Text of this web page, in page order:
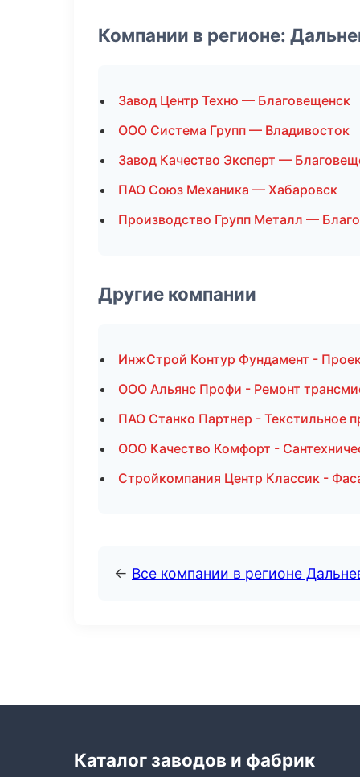
Компании в регионе:
Завод Центр Техно — Благовещенск
ООО Система Групп — Владивосток
Завод Качество Эксперт —
ПАО Союз Механика — Хабаровск
Производство Групп Металл —
Другие компании
ИнжСтрой Контур Фундамент -
ООО Альянс Профи - Ремонт
ПАО Станко Партнер - Текстильное
ООО Качество Комфорт -
Стройкомпания Центр Классик -
← Все компании в регионе
Каталог заводов и фабрик